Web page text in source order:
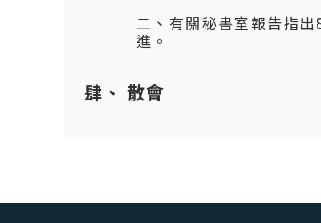
二、有關秘書室報告指
進。
散會